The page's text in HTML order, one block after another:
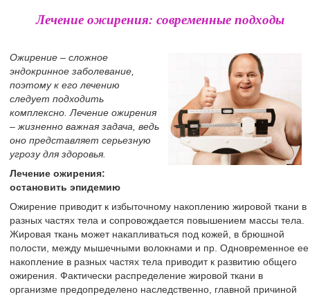
Лечение ожирения: современные подходы
Ожирение – сложное
эндокринное заболевание,
поэтому к его лечению
следует подходить
комплексно. Лечение ожирения
– жизненно важная задача, ведь
оно представляет серьезную
угрозу для здоровья.
Лечение ожирения:
остановить эпидемию
Ожирение приводит к избыточному накоплению жировой ткани в
разных частях тела и сопровождается повышением массы тела.
Жировая ткань может накапливаться под кожей, в брюшной
полости, между мышечными волокнами и пр. Одновременное ее
накопление в разных частях тела приводит к развитию общего
ожирения. Фактически распределение жировой ткани в
организме предопределено наследственно, главной причиной